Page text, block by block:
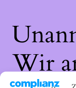
Wir